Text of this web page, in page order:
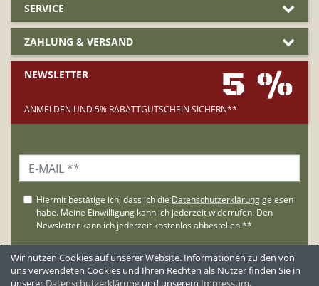
SERVICE
ZAHLUNG & VERSAND
NEWSLETTER 5 %
ANMELDEN UND 5% RABATTGUTSCHEIN SICHERN**
Wir nutzen Cookies auf unserer Website. Informationen zu den von
uns verwendeten Cookies und Ihren Rechten als Nutzer finden Sie in
unserer Daten­schutz­erklärung und unserem Impressum.